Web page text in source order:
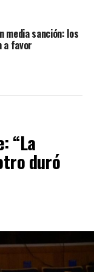
media sanción: los
a favor
“La
duró